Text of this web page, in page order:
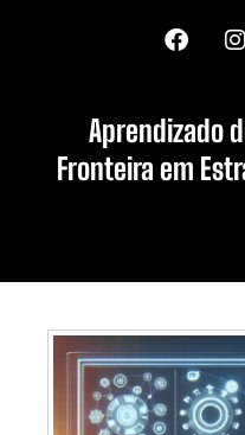
Aprendizado
Fronteira em